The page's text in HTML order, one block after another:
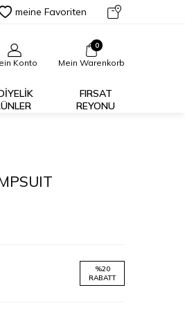
meine Favoriten
Konto
0
Mein Warenkorb
FIRSAT
REYONU
%20
RABATT